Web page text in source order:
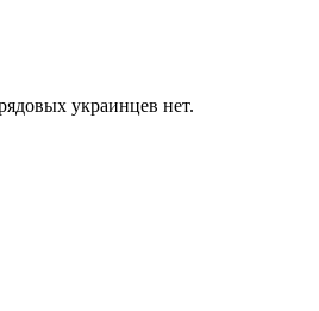
украинцев нет.